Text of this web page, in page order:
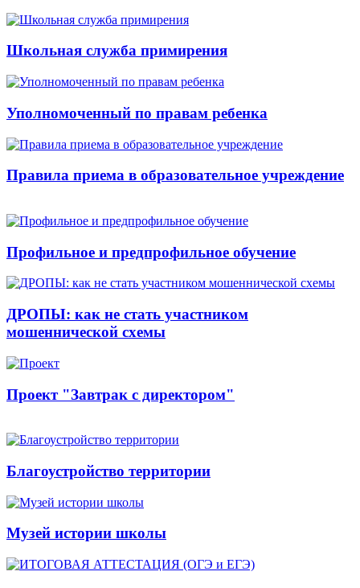
Школьная служба примирения
Уполномоченный по правам ребенка
Правила приема в образовательное учреждение
Профильное и предпрофильное обучение
ДРОПЫ: как не стать участником
мошеннической схемы
Проект "Завтрак с директором"
Благоустройство территории
Музей истории школы